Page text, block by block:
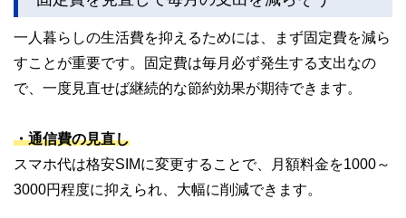
執筆者・監修者による執筆体制を築くことで、内容のわかり
やすさはもちろんのこと、読み応えのあるコンテンツと確か
な情報発信を実現しています。
私たちは、快適でより良い生活のアイデアを提供するお金の
一人暮らしの生活費を抑えるためには、まず固定費を減ら
すことが重要です。固定費は毎月必ず発生する支出なの
で、一度見直せば継続的な節約効果が期待できます。
・通信費の見直し
スマホ代は格安SIMに変更することで、月額料金を1000～
3000円程度に抑えられ、大幅に削減できます。